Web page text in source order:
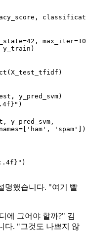
42 , max_iter=
.4f} "
'ham' , 'spam'
.4f} "
명했습니다. "여기 빨
에 그어야 할까?" 김
다. "그것도 나쁘지 않